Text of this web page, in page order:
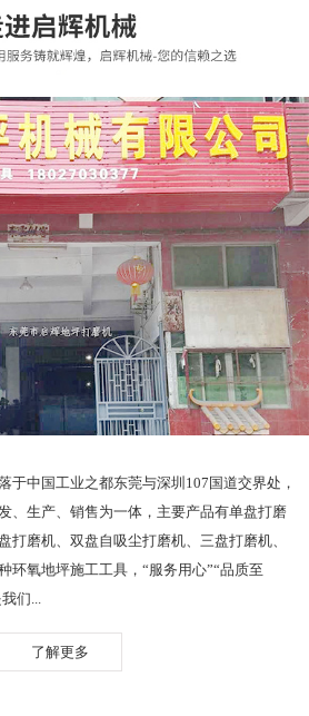
于中国工业之都东莞与深圳107国道交界处，
、生产、销售为一体，主要产品有单盘打磨
打磨机、双盘自吸尘打磨机、三盘打磨机、
环氧地坪施工工具，“服务用心”“品质至
们...
了解更多